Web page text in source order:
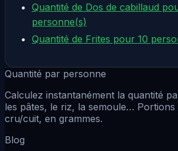
Quantité de Dos de cabillaud
personne(s)
Quantité de Frites pour 10
Quantité par personne
Calculez instantanément la quantité
les pâtes, le riz, la semoule…
cru/cuit, en grammes.
Blog